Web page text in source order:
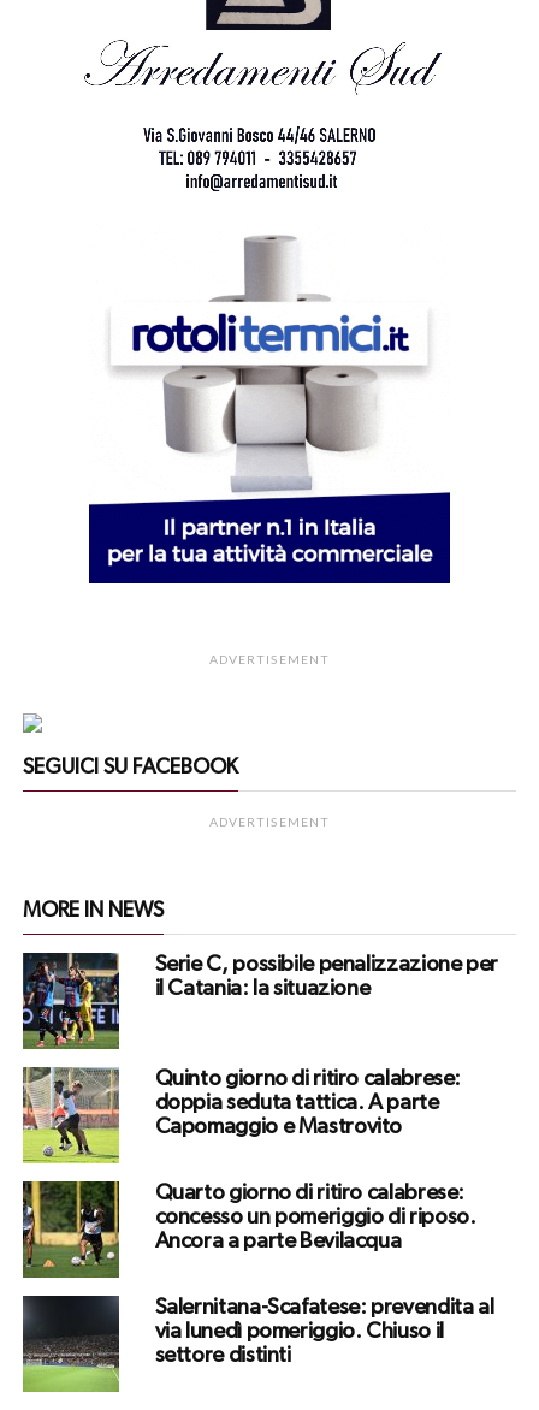
ADVERTISEMENT
SEGUICI SU FACEBOOK
ADVERTISEMENT
MORE IN NEWS
Serie C, possibile penalizzazione per
il Catania: la situazione
Quinto giorno di ritiro calabrese:
doppia seduta tattica. A parte
Capomaggio e Mastrovito
Quarto giorno di ritiro calabrese:
concesso un pomeriggio di riposo.
Ancora a parte Bevilacqua
Salernitana-Scafatese: prevendita al
via lunedì pomeriggio. Chiuso il
settore distinti